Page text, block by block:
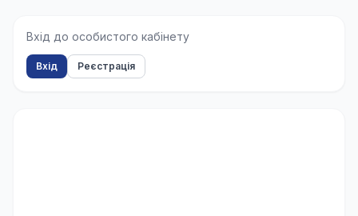
Вхід до особистого кабінету
Вхід Реєстрація